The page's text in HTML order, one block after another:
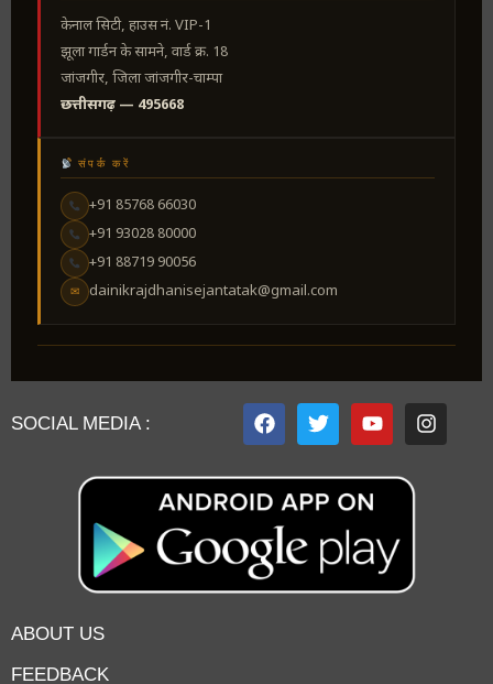
केनाल सिटी, हाउस नं. VIP-1
झूला गार्डन के सामने, वार्ड क्र. 18
जांजगीर, जिला जांजगीर-चाम्पा
छत्तीसगढ़ — 495668
संपर्क करें
+91 85768 66030
+91 93028 80000
+91 88719 90056
✉ dainikrajdhanisejantatak@gmail.com
SOCIAL MEDIA :
ABOUT US
FEEDBACK